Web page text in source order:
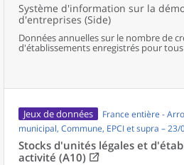
Système d'information sur la
d'entreprises (Side)
Données annuelles sur le nombre de
d'établissements enregistrés pour
selon le secteur d’activité et la forme
Jeux de données
France entière -
municipal, Commune, EPCI et supra –
Stocks d'unités légales et
activité (A10)